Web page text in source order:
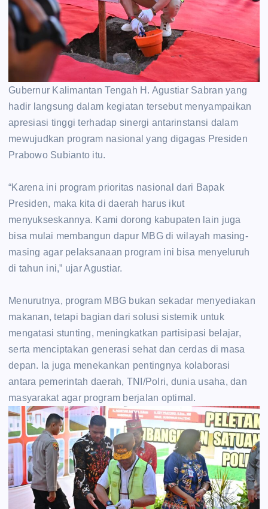
‎Gubernur Kalimantan Tengah H. Agustiar Sabran yang
hadir langsung dalam kegiatan tersebut menyampaikan
apresiasi tinggi terhadap sinergi antarinstansi dalam
mewujudkan program nasional yang digagas Presiden
Prabowo Subianto itu.
‎“Karena ini program prioritas nasional dari Bapak
Presiden, maka kita di daerah harus ikut
menyukseskannya. Kami dorong kabupaten lain juga
bisa mulai membangun dapur MBG di wilayah masing-
masing agar pelaksanaan program ini bisa menyeluruh
di tahun ini,” ujar Agustiar.
‎Menurutnya, program MBG bukan sekadar menyediakan
makanan, tetapi bagian dari solusi sistemik untuk
mengatasi stunting, meningkatkan partisipasi belajar,
serta menciptakan generasi sehat dan cerdas di masa
depan. Ia juga menekankan pentingnya kolaborasi
antara pemerintah daerah, TNI/Polri, dunia usaha, dan
masyarakat agar program berjalan optimal.